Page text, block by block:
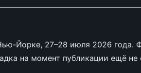
Йорке, 27–28 июля 2026 года.
на момент публикации ещё не